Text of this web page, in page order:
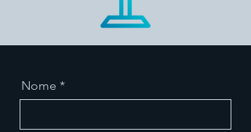
Nome